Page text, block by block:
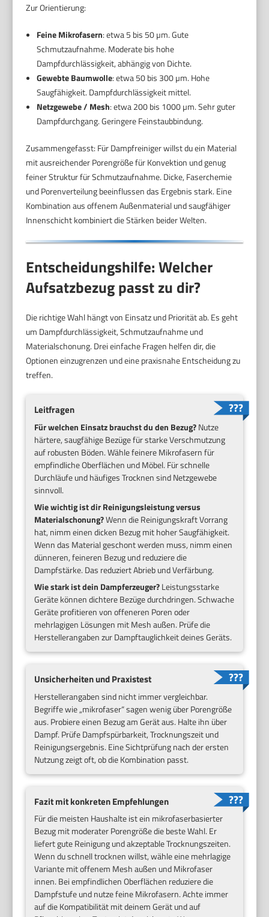
Zur Orientierung:
Feine Mikrofasern: etwa 5 bis 50 µm. Gute
Schmutzaufnahme. Moderate bis hohe
Dampfdurchlässigkeit, abhängig von Dichte.
Gewebte Baumwolle: etwa 50 bis 300 µm. Hohe
Saugfähigkeit. Dampfdurchlässigkeit mittel.
Netzgewebe / Mesh: etwa 200 bis 1000 µm. Sehr guter
Dampfdurchgang. Geringere Feinstaubbindung.
Zusammengefasst: Für Dampfreiniger willst du ein Material
mit ausreichender Porengröße für Konvektion und genug
feiner Struktur für Schmutzaufnahme. Dicke, Faserchemie
und Porenverteilung beeinflussen das Ergebnis stark. Eine
Kombination aus offenem Außenmaterial und saugfähiger
Innenschicht kombiniert die Stärken beider Welten.
Entscheidungshilfe: Welcher
Aufsatzbezug passt zu dir?
Die richtige Wahl hängt von Einsatz und Priorität ab. Es geht
um Dampfdurchlässigkeit, Schmutzaufnahme und
Materialschonung. Drei einfache Fragen helfen dir, die
Optionen einzugrenzen und eine praxisnahe Entscheidung zu
treffen.
Leitfragen
Für welchen Einsatz brauchst du den Bezug?Nutze
härtere, saugfähige Bezüge für starke Verschmutzung
auf robusten Böden. Wähle feinere Mikrofasern für
empfindliche Oberflächen und Möbel. Für schnelle
Durchläufe und häufiges Trocknen sind Netzgewebe
sinnvoll.
Wie wichtig ist dir Reinigungsleistung versus
Materialschonung?Wenn die Reinigungskraft Vorrang
hat, nimm einen dicken Bezug mit hoher Saugfähigkeit.
Wenn das Material geschont werden muss, nimm einen
dünneren, feineren Bezug und reduziere die
Dampfstärke. Das reduziert Abrieb und Verfärbung.
Wie stark ist dein Dampferzeuger?Leistungsstarke
Geräte können dichtere Bezüge durchdringen. Schwache
Geräte profitieren von offeneren Poren oder
mehrlagigen Lösungen mit Mesh außen. Prüfe die
Herstellerangaben zur Dampftauglichkeit deines Geräts.
Unsicherheiten und Praxistest
Herstellerangaben sind nicht immer vergleichbar.
Begriffe wie „mikrofaser“ sagen wenig über Porengröße
aus. Probiere einen Bezug am Gerät aus. Halte ihn über
Dampf. Prüfe Dampfspürbarkeit, Trocknungszeit und
Reinigungsergebnis. Eine Sichtprüfung nach der ersten
Nutzung zeigt oft, ob die Kombination passt.
Fazit mit konkreten Empfehlungen
Für die meisten Haushalte ist ein mikrofaserbasierter
Bezug mit moderater Porengröße die beste Wahl. Er
liefert gute Reinigung und akzeptable Trocknungszeiten.
Wenn du schnell trocknen willst, wähle eine mehrlagige
Variante mit offenem Mesh außen und Mikrofaser
innen. Bei empfindlichen Oberflächen reduziere die
Dampfstufe und nutze feine Mikrofasern. Achte immer
auf die Kompatibilität mit deinem Gerät und auf